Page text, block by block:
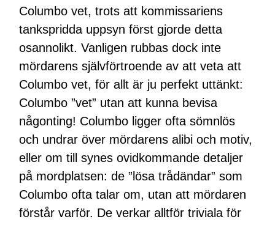
Columbo vet, trots att kommissariens
tankspridda uppsyn först gjorde detta
osannolikt. Vanligen rubbas dock inte
mördarens självförtroende av att veta att
Columbo vet, för allt är ju perfekt uttänkt:
Columbo ”vet” utan att kunna bevisa
någonting! Columbo ligger ofta sömnlös
och undrar över mördarens alibi och motiv,
eller om till synes ovidkommande detaljer
på mordplatsen: de ”lösa trådändar” som
Columbo ofta talar om, utan att mördaren
förstår varför. De verkar alltför triviala för